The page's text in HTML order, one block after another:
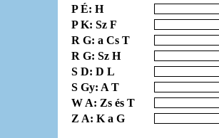
P É: H
P K: Sz F
R G: a Cs T
R G: Sz H
S D: D L
S Gy: A T
W A: Zs és T
Z A: K a G